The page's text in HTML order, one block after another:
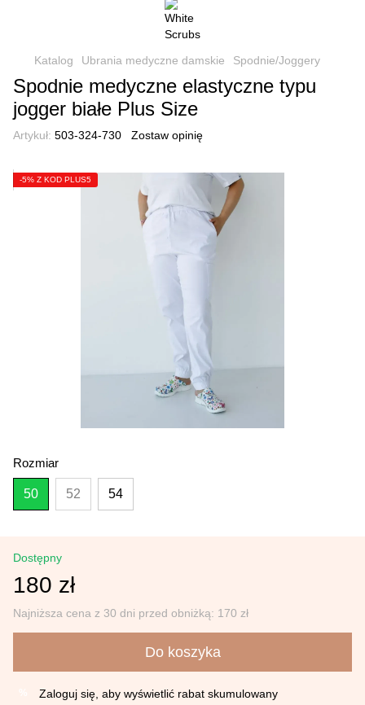
Katalog Ubrania medyczne damskie Spodnie/Joggery
Spodnie medyczne elastyczne typu
jogger białe Plus Size
Artykuł: 503-324-730 Zostaw opinię
-5% Z KOD PLUS5
Rozmiar
50 52 54
Dostępny
180 zł
Najniższa cena z 30 dni przed obniżką: 170 zł
Do koszyka
Zaloguj się , aby wyświetlić rabat skumulowany